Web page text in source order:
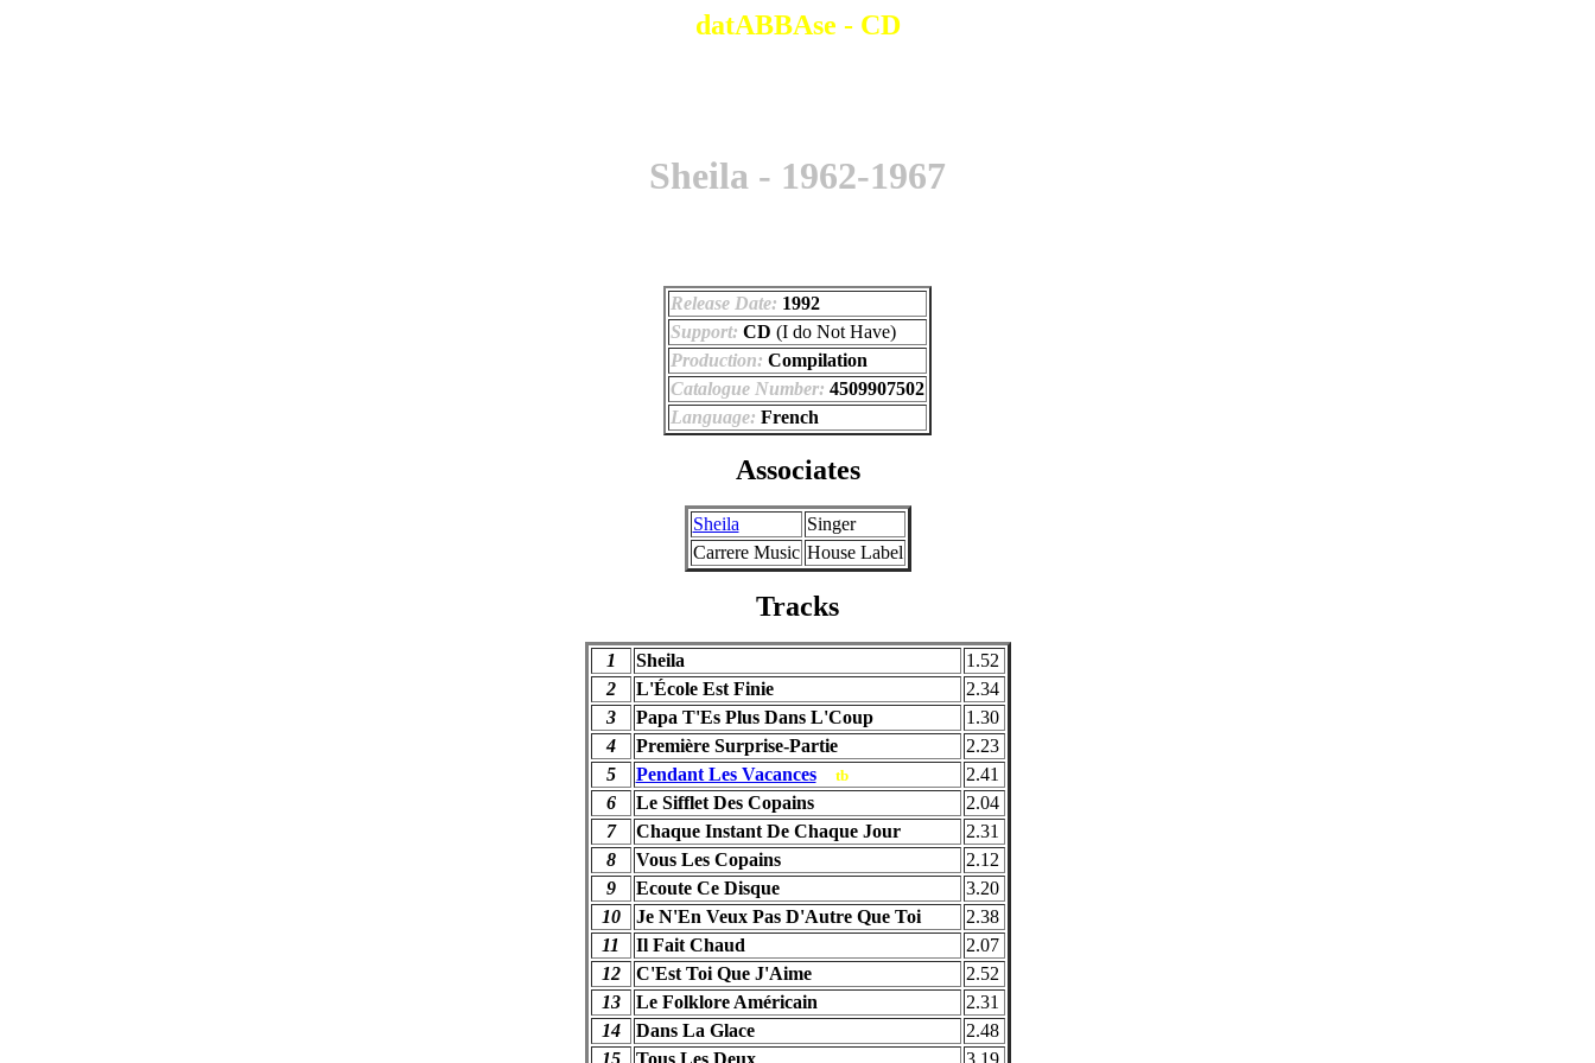
datABBAse - CD
Sheila - 1962-1967
Release Date: 1992
Support: CD (I do Not Have)
Production: Compilation
Catalogue Number: 4509907502
Language: French
Associates
Sheila
Singer
Carrere Music House Label
Tracks
1 Sheila
1.52
2
L'École Est Finie
2.34
3
Papa T'Es Plus Dans L'Coup
1.30
4
Première Surprise-Partie
2.23
5
Pendant Les Vacances tb
2.41
6
Le Sifflet Des Copains
2.04
7
Chaque Instant De Chaque Jour
2.31
8
Vous Les Copains
2.12
9
Ecoute Ce Disque
3.20
10
Je N'En Veux Pas D'Autre Que Toi
2.38
11
Il Fait Chaud
2.07
12
C'Est Toi Que J'Aime
2.52
13
Le Folklore Américain
2.31
14
Dans La Glace
2.48
15
Tous Les Deux 3.19